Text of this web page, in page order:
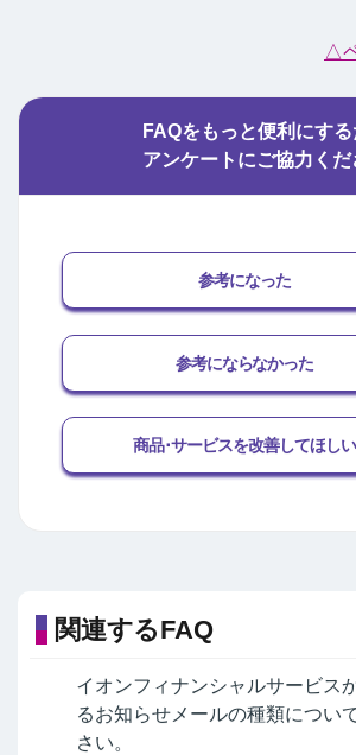
△
FAQをもっと便利にす
アンケートにご協力くだ
参考になった
参考にならなかった
商品･サービスを改善してほしい
関連するFAQ
イオンフィナンシャルサービス
るお知らせメールの種類につい
さい。